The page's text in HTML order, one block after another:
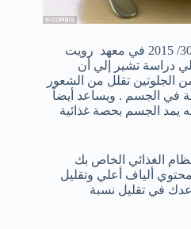
والأن توصل الباحثين في يوم 30/11/ 2015 في معهد رويت
دراسة تشير إلي أن
الجلوتين تقلل من الشعور
في الجسم . ويساعد أيضاً
يمد الجسم بحصة غذائية
الغذائي الخاص بك
ألياف أعلي وتقليل
في تقليل نسبة